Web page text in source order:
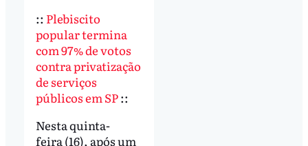
:: Plebiscito
popular termina
com 97% de votos
contra privatização
de serviços
públicos em SP::
Nesta quinta-
feira (16), após um